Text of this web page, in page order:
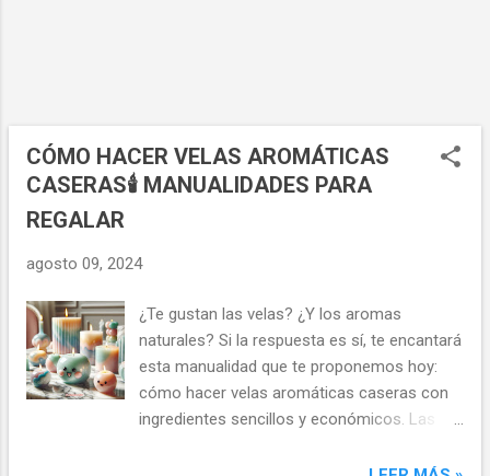
decorar apuntes o portadas , pero también
para destacar un párrafo en tus notas o
para decorar una sección en tu agenda o
CÓMO HACER VELAS AROMÁTICAS
CASERAS🕯️ MANUALIDADES PARA
REGALAR
agosto 09, 2024
¿Te gustan las velas? ¿Y los aromas
naturales? Si la respuesta es sí, te encantará
esta manualidad que te proponemos hoy:
cómo hacer velas aromáticas caseras con
ingredientes sencillos y económicos. Las
ambiente acogedor y relajante en tu hogar,